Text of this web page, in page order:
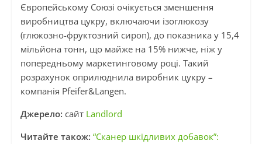
Європейському Союзі очікується зменшення
виробництва цукру, включаючи ізоглюкозу
(глюкозно-фруктозний сироп), до показника у 15,4
мільйона тонн, що майже на 15% нижче, ніж у
попередньому маркетинговому році. Такий
розрахунок оприлюднила виробник цукру –
компанія Pfeifer&Langen.
Джерело: сайт Landlord
Читайте також: “Сканер шкідливих добавок”: